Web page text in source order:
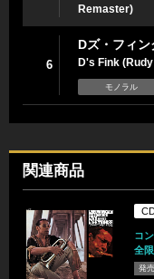
Remaster)
6
Dズ・フィン
D's Fink
モノラル
関連商品
コ
全
発